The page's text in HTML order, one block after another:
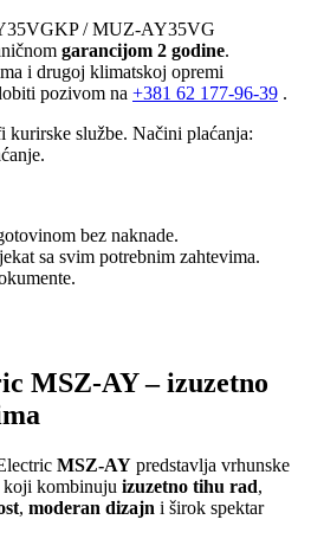
/ MUZ-AY35VG
garancijom 2 godine.
i drugoj klimatskoj opremi
pozivom na +381 62 177-96-39 .
kurirske službe. Načini plaćanja:
bez naknade.
sa svim potrebnim zahtevima.
MSZ-AY – izuzetno
MSZ-AY predstavlja vrhunske
koji kombinuju izuzetno tihu rad,
, moderan dizajn i širok spektar